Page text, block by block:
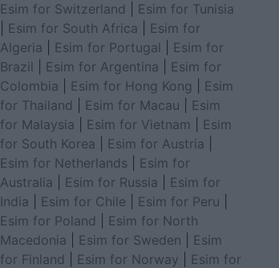
Esim for Switzerland
Esim for Tunisia
Esim for South Africa
Esim for
Algeria
Esim for Portugal
Esim for
Brazil
Esim for Argentina
Esim for
Colombia
Esim for Hong Kong
Esim
for Thailand
Esim for Macau
Esim
for Malaysia
Esim for Vietnam
Esim
for South Korea
Esim for Austria
Esim for Netherlands
Esim for
Australia
Esim for Russia
Esim for
India
Esim for Chile Esim for Peru
Esim for Poland
Esim for North
Macedonia
Esim for Sweden
Esim
for Finland
Esim for Norway
Esim for